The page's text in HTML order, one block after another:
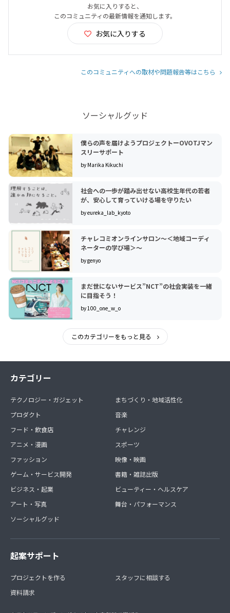
お気に入りすると、
このコミュニティの最新情報を通知します。
お気に入りする
このコミュニティへの取材や問題報告等はこちら
ソーシャルグッド
僕らの声を届けようプロジェクトーOVOTJマン
スリーサポート
by Marika Kikuchi
社会への一歩が踏み出せない高校生年代の若者
が、安心して育っていける場を守りたい
by eureka_lab_kyoto
チャレコミオンラインサロン～＜地域コーディ
ネーターの学び場＞～
by genyo
まだ世にないサービス”NCT”の社会実装を一緒
に目指そう！
by 100_one_w_o
このカテゴリーをもっと見る
カテゴリー
テクノロジー・ガジェット
プロダクト
フード・飲食店
アニメ・漫画
ファッション
ゲーム・サービス開発
ビジネス・起業
アート・写真
ソーシャルグッド
まちづくり・地域活性化
音楽
チャレンジ
スポーツ
映像・映画
書籍・雑誌出版
ビューティー・ヘルスケア
舞台・パフォーマンス
起案サポート
プロジェクトを作る
資料請求
スタッフに相談する